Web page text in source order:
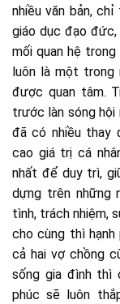
nhiều văn bản,
giáo dục đạo
mối quan hệ
luôn là một trong
được quan tâm.
trước làn sóng hội
đã có nhiều thay
cao giá trị cá
nhất để duy trì,
dựng trên những
tình, trách nhiệm,
cho cùng thì hạnh
cả hai vợ chồng
sống gia đình thì
phúc sẽ luôn